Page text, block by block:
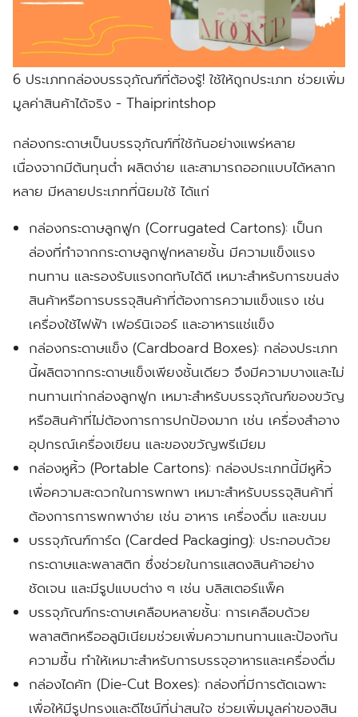
6 ประเภทกล่องบรรจุภัณฑ์ที่ต้องรู้! ใช้ให้ถูกประเภท ช่วยเพิ่ม
มูลค่าสินค้าได้จริง - Thaiprintshop
กล่องกระดาษเป็นบรรจุภัณฑ์ที่ใช้กันอย่างแพร่หลาย
เนื่องจากมีต้นทุนต่ำ ผลิตง่าย และสามารถออกแบบได้หลาก
หลาย มีหลายประเภทที่นิยมใช้ ได้แก่
กล่องกระดาษลูกฟูก (Corrugated Cartons): เป็นก
ล่องที่ทำจากกระดาษลูกฟูกหลายชั้น มีความแข็งแรง
ทนทาน และรองรับแรงกดทับได้ดี เหมาะสำหรับการขนส่ง
สินค้าหรือการบรรจุสินค้าที่ต้องการความแข็งแรง เช่น
เครื่องใช้ไฟฟ้า เฟอร์นิเจอร์ และอาหารแช่แข็ง
กล่องกระดาษแข็ง (Cardboard Boxes): กล่องประเภท
นี้ผลิตจากกระดาษแข็งเพียงชั้นเดียว จึงมีความบางและไม่
ทนทานเท่ากล่องลูกฟูก เหมาะสำหรับบรรจุภัณฑ์ของขวัญ
หรือสินค้าที่ไม่ต้องการการปกป้องมาก เช่น เครื่องสำอาง
อุปกรณ์เครื่องเขียน และของขวัญพรีเมียม
กล่องหูหิ้ว (Portable Cartons): กล่องประเภทนี้มีหูหิ้ว
เพื่อความสะดวกในการพกพา เหมาะสำหรับบรรจุสินค้าที่
ต้องการการพกพาง่าย เช่น อาหาร เครื่องดื่ม และขนม
บรรจุภัณฑ์การ์ด (Carded Packaging): ประกอบด้วย
กระดาษและพลาสติก ซึ่งช่วยในการแสดงสินค้าอย่าง
ชัดเจน และมีรูปแบบต่าง ๆ เช่น บลิสเตอร์แพ็ค
บรรจุภัณฑ์กระดาษเคลือบหลายชั้น: การเคลือบด้วย
พลาสติกหรืออลูมิเนียมช่วยเพิ่มความทนทานและป้องกัน
ความชื้น ทำให้เหมาะสำหรับการบรรจุอาหารและเครื่องดื่ม
กล่องไดคัท (Die-Cut Boxes): กล่องที่มีการตัดเฉพาะ
เพื่อให้มีรูปทรงและดีไซน์ที่น่าสนใจ ช่วยเพิ่มมูลค่าของสิน